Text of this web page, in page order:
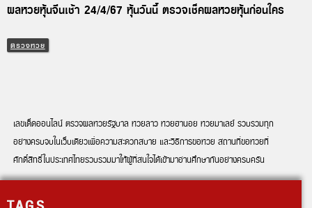
ผลหวยหุ้นจีนเช้า 24/4/67 หุ้นวันนี้ ตรวจเช็คผลหวยหุ้นก่อนใคร
ตรวจหวย
เลขเด็ดออนไลน์ ตรวจผลหวยรัฐบาล หวยลาว หวยฮานอย หวยมาเลย์ รวบรวมทุก
อย่างครบจบในเว็บเดียวเพื่อความสะดวกสบาย และวิธีการขอหวย สถานที่ขอหวยที่
ศักดิ์สิทธิ์ในประเทศไทยรวบรวมมาให้ผู้ที่สนใจได้เข้ามาอ่านศึกษากันอย่างครบครัน